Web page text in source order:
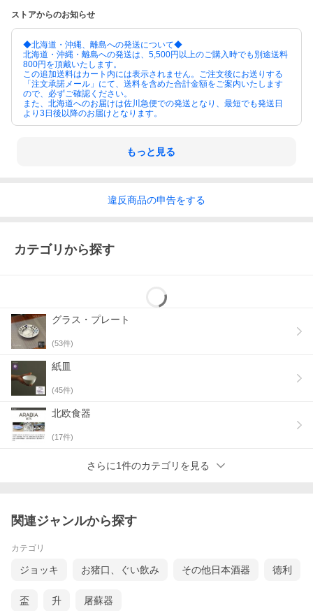
容量
285ml
ストアからのお知らせ
◆北海道・沖縄、離島への発送について◆
北海道・沖縄・離島への発送は、5,500円以上のご購入時でも別途送料
800円を頂戴いたします。
この追加送料はカート内には表示されません。ご注文後にお送りする
「注文承諾メール」にて、送料を含めた合計金額をご案内いたします
ので、必ずご確認ください。
また、北海道へのお届けは佐川急便での発送となり、最短でも発送日
より3日後以降のお届けとなります。
もっと見る
違反商品の申告をする
カテゴリから探す
グラス・プレート
(53件)
紙皿
(45件)
北欧食器
(17件)
さらに1件のカテゴリを見る
関連ジャンルから探す
カテゴリ
ジョッキ お猪口、ぐい飲み その他日本酒器 徳利
盃 升 屠蘇器